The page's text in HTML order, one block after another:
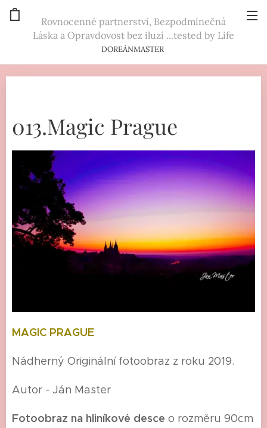
Rovnocenné partnerství, Bezpodmínečná
Láska a Opravdovost bez iluzí ...tested by Life
DOREÁNMASTER
013.Magic Prague
MAGIC PRAGUE
Nádherný Originální fotoobraz z roku 2019.
Autor - Ján Master
Fotoobraz na hliníkové desce o rozměru 90cm